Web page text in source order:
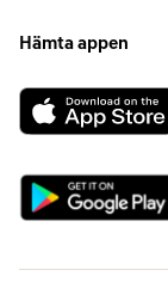
Hämta appen